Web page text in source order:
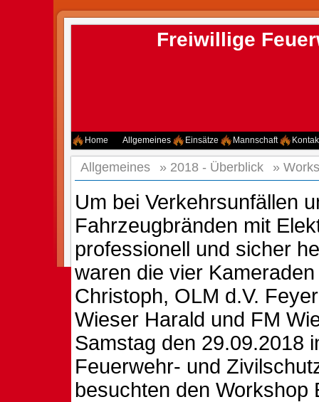
Freiwillige
Home Allgemeines Einsätze Mannschaft
Allgemeines » 2018 - Überblick »
Um bei Verkehrsunfällen
Fahrzeugbränden mit
professionell und sicher
waren die vier
Christoph, OLM d.V.
Wieser Harald und FM
Samstag den 29.09.2018
Feuerwehr- und
besuchten den Workshop